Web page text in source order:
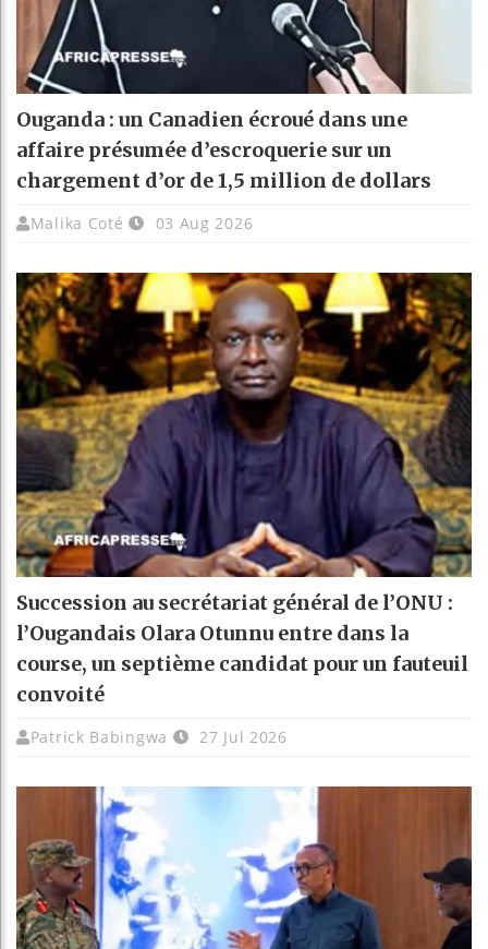
Ouganda : un Canadien écroué dans une
affaire présumée d’escroquerie sur un
chargement d’or de 1,5 million de dollars
Malika Coté 03 Aug 2026
Succession au secrétariat général de l’ONU :
l’Ougandais Olara Otunnu entre dans la
course, un septième candidat pour un fauteuil
convoité
Patrick Babingwa 27 Jul 2026